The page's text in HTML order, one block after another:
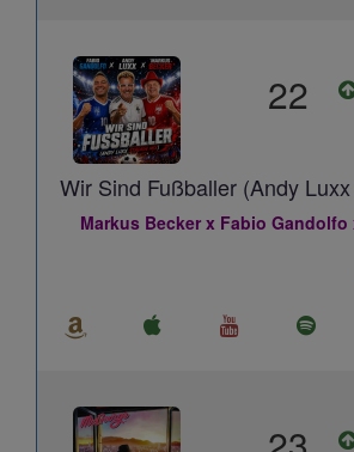
22
Wir Sind Fußballer (Andy
Markus Becker x Fabio